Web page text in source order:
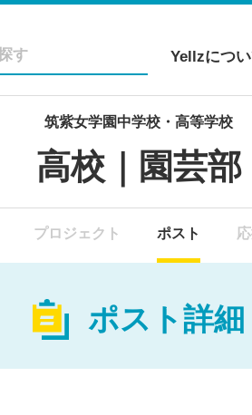
Yellzにつ
筑紫女学園中学校・高等学校
高校｜園芸部
プロジェクト ポスト
ポスト詳細